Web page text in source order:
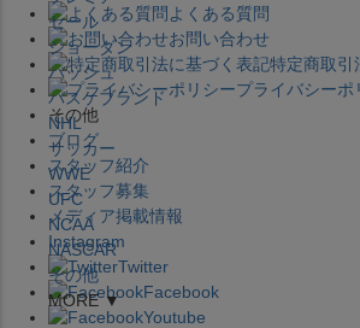
よくある質問
お問い合わせ
特定商取引
プライバシーポ
その他
ブログ
スタッフ紹介
スタッフ募集
メディア掲載情報
Instagram
Twitter
Facebook
Youtube
セール
ジョーダン
バッシュ
バスケブランド
NHL
サッカー
WWE
UFC
NCAA
NASCAR
その他
MORE ▼